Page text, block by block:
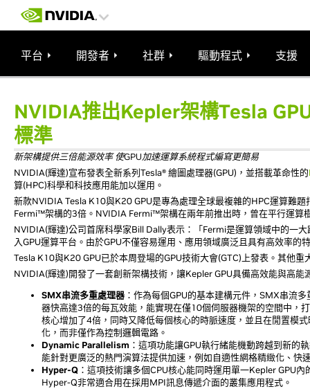
平台 開發者 社群 驅動程式 支援
NVIDIA推出Kepler架構Tesla
標準
新架構提供三倍能源效率 使GPU加速運算系統程式編寫更簡易
NVIDIA(輝達)宣布發表全新系列Tesla® 繪圖處理器(GPU)，並搭載革命性的
算(HPC)科學和科技應用能加以運用。
新款NVIDIA Tesla K10與K20 GPU是專為處理全球最複雜的HPC運算難
Fermi™架構的3倍。NVIDIA Fermi™架構在兩年前推出時，曾在平行運算
NVIDIA(輝達)公司首席科學家Bill Dally表示：「Fermi是運算領域中的一
入GPU運算平台。由於GPU不僅容易運用、應用領域廣泛且具有高效率
Tesla K10與K20 GPU已於本周登場的GPU技術大會(GTC)上發表。其他重
NVIDIA(輝達)開發了一套創新架構技術，讓Kepler GPU具備高效能與高
SMX串流多重處理器 ：作為每個GPU的基本建構元件，SMX串流
器快高達3倍的每瓦效能，能實現在僅10個伺服器機架的空間中
核心增加了4倍，同時又降低每個核心的時脈速度，並且在閒置模
化，而非僅作為控制邏輯電路。
Dynamic Parallelism ：這項功能讓GPU執行緒能機動跨越到新的
能針對更廣泛的熱門演算法提供加速，例如自適性網格精緻化、快
Hyper-Q ：這項技術讓多個CPU核心能同時運用單一Kepler GPU
Hyper-Q非常適合用在採用MPI訊息傳遞介面的叢集應用程式。